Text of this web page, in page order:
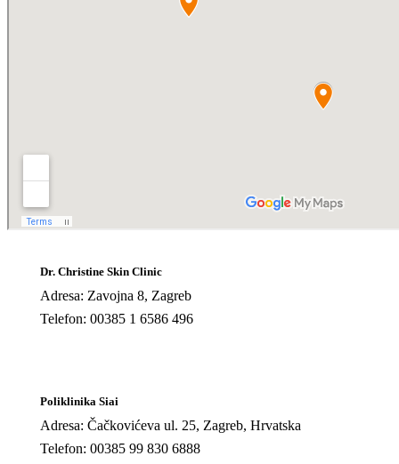
Dr. Christine Skin Clinic
Adresa: Zavojna 8, Zagreb
Telefon: 00385 1 6586 496
Poliklinika Siai
Adresa: Čačkovićeva ul. 25, Zagreb, Hrvatska
Telefon: 00385 99 830 6888